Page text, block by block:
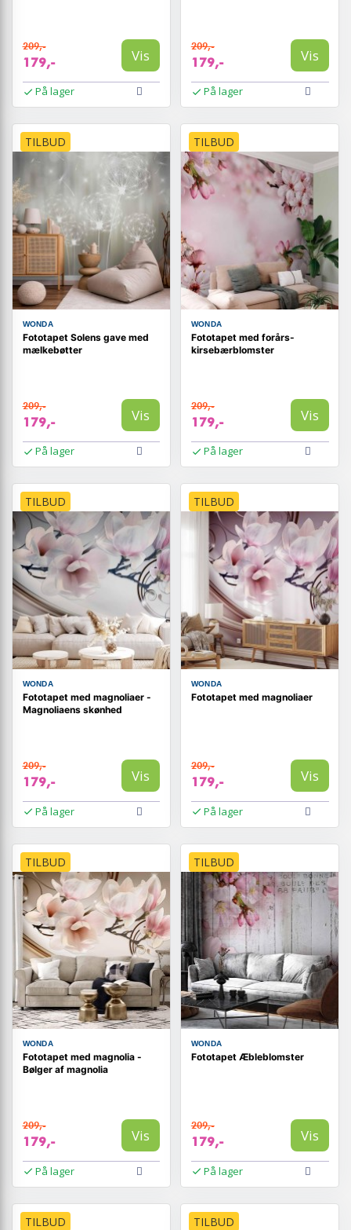
209,-
179,- Vis
På lager
209,-
179,- Vis
På lager
TILBUD
WONDA
Fototapet Solens gave med
mælkebøtter
209,-
179,- Vis
På lager
TILBUD
WONDA
Fototapet med forårs-
kirsebærblomster
209,-
179,- Vis
På lager
TILBUD
WONDA
Fototapet med magnoliaer -
Magnoliaens skønhed
209,-
179,- Vis
På lager
TILBUD
WONDA
Fototapet med magnoliaer
209,-
179,- Vis
På lager
TILBUD
WONDA
Fototapet med magnolia -
Bølger af magnolia
209,-
179,- Vis
På lager
TILBUD
WONDA
Fototapet Æbleblomster
209,-
179,- Vis
På lager
TILBUD TILBUD